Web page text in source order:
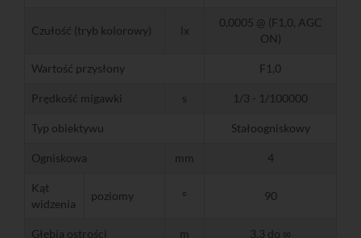
Czułość (tryb kolorowy) lx
0,0005 @ (F1,0, AGC
ON)
Wartość przysłony F1,0
Prędkość migawki s 1/3 - 1/100000
Typ obiektywu Stałoogniskowy
Ogniskowa mm 4
Kąt
widzenia
poziomy ° 90
Głębia ostrości m 3,3 do ∞